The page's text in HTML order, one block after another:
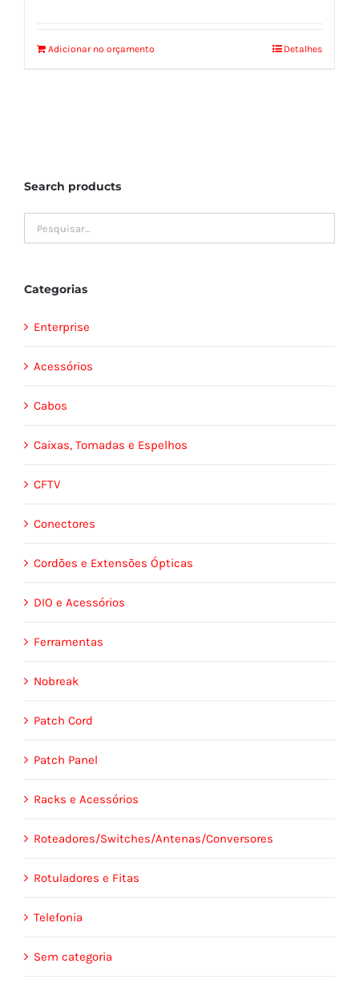
Adicionar no orçamento Detalhes
Search products
Categorias
Enterprise
Acessórios
Cabos
Caixas, Tomadas e Espelhos
CFTV
Conectores
Cordões e Extensões Ópticas
DIO e Acessórios
Ferramentas
Nobreak
Patch Cord
Patch Panel
Racks e Acessórios
Roteadores/Switches/Antenas/Conversores
Rotuladores e Fitas
Telefonia
Sem categoria